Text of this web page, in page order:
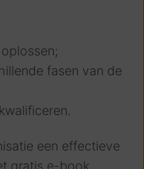
fasen van de
een effectieve
gratis e-book